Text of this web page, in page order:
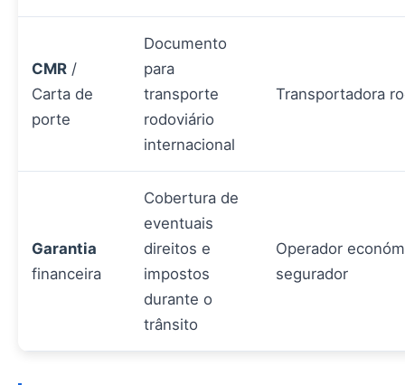
CMR /
Carta de
porte
Documento
para
transporte
rodoviário
internacional
Transportadora
Garantia
financeira
Cobertura de
eventuais
direitos e
impostos
durante o
trânsito
Operador
segurador